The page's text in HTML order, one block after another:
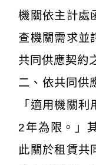
機關依主計處
查機關需求並
共同供應契約
二、依共同供
「適用機關
2年為限。」
此關於租賃共